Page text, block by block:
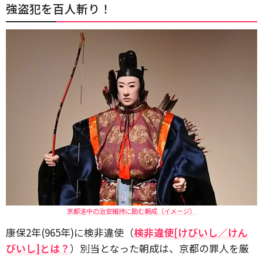
強盗犯を百人斬り！
京都洛中の治安維持に励む朝成（イメージ）
康保2年(965年)に検非違使（検非違使[けびいし／けん
びいし]とは？ ）別当となった朝成は、京都の罪人を厳